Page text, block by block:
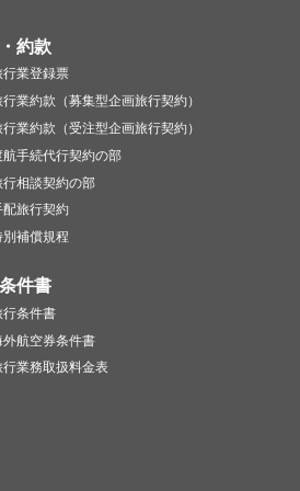
約款
業登録票
業約款（募集型企画旅行契約）
業約款（受注型企画旅行契約）
手続代行契約の部
相談契約の部
旅行契約
補償規程
件書
条件書
航空券条件書
業務取扱料金表